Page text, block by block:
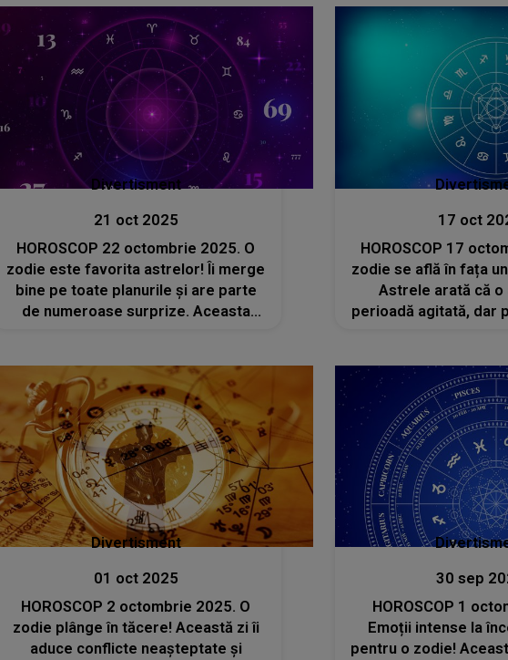
Divertisment
21 oct 2025
HOROSCOP 22 octombrie 2025. O
zodie este favorita astrelor! Îi merge
bine pe toate planurile și are parte
de numeroase surprize. Aceasta
17 oct
HOROSCOP 17
zodie se află în fața
Astrele arată că o
perioadă agitată, dar
Divertisment
01 oct 2025
HOROSCOP 2 octombrie 2025. O
zodie plânge în tăcere! Această zi îi
aduce conflicte neașteptate și
30 sep
HOROSCOP 1
Emoții intense la
pentru o zodie!